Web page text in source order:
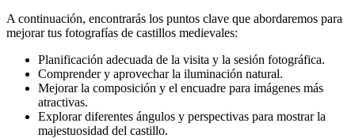
A continuación, encontrarás los puntos clave que abordaremos para
mejorar tus fotografías de castillos medievales:
Planificación adecuada de la visita y la sesión fotográfica.
Comprender y aprovechar la iluminación natural.
Mejorar la composición y el encuadre para imágenes más
atractivas.
Explorar diferentes ángulos y perspectivas para mostrar la
majestuosidad del castillo.